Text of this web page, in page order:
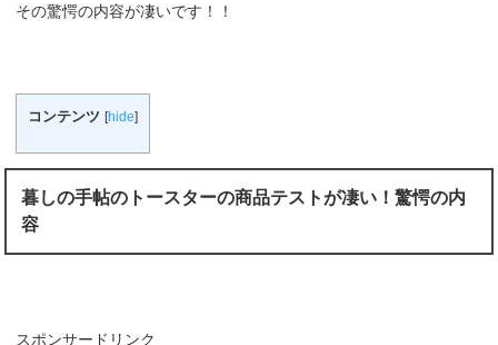
その驚愕の内容が凄いです！！
コンテンツ [hide]
暮しの手帖のトースターの商品テストが凄い！驚愕の内
容
スポンサードリンク